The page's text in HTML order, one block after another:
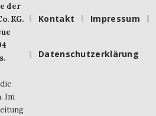
der
KG.
Im
Kontakt Impressum
Datenschutzerklärung